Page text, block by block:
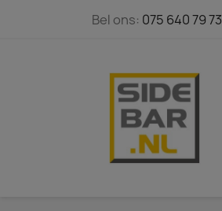
Bel ons: 075 640 79 73